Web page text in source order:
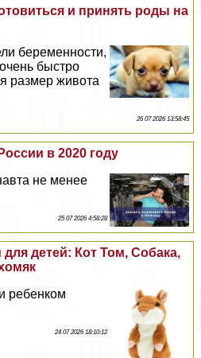
и принять роды на
беременности,
быстро
размер живота
26 07 2026 13:58:45
в 2020 году
не менее
25 07 2026 4:58:28
детей: Кот Том, Собака,
ребенком
24 07 2026 18:10:12